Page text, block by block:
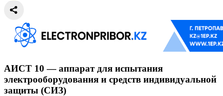
АИСТ 10 — аппарат для испытания
электрооборудования и средств индивидуальной
защиты (СИЗ)